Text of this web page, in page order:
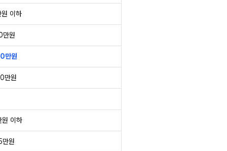
이하
원
만원
만원
이하
원